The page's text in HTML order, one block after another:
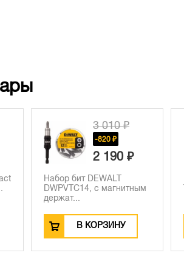
3 010 ₽
-820 ₽
2 190 ₽
Набор бит DEWALT
DWPVTC14, с магнитным
держат...
В КОРЗИНУ